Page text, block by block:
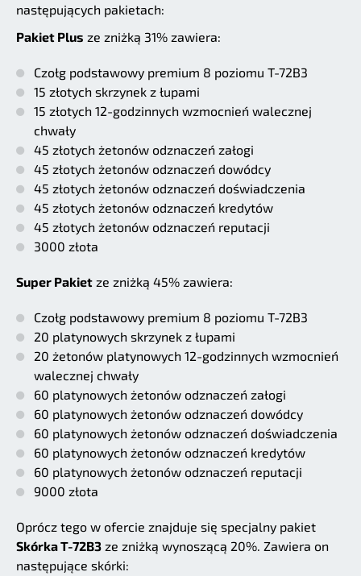
następujących pakietach:
Pakiet Plus ze zniżką 31% zawiera:
Czołg podstawowy premium 8 poziomu T-72B3
15 złotych skrzynek z łupami
15 złotych 12-godzinnych wzmocnień walecznej
chwały
45 złotych żetonów odznaczeń załogi
45 złotych żetonów odznaczeń dowódcy
45 złotych żetonów odznaczeń doświadczenia
45 złotych żetonów odznaczeń kredytów
45 złotych żetonów odznaczeń reputacji
3000 złota
Super Pakiet ze zniżką 45% zawiera:
Czołg podstawowy premium 8 poziomu T-72B3
20 platynowych skrzynek z łupami
20 żetonów platynowych 12-godzinnych wzmocnień
walecznej chwały
60 platynowych żetonów odznaczeń załogi
60 platynowych żetonów odznaczeń dowódcy
60 platynowych żetonów odznaczeń doświadczenia
60 platynowych żetonów odznaczeń kredytów
60 platynowych żetonów odznaczeń reputacji
9000 złota
Oprócz tego w ofercie znajduje się specjalny pakiet
Skórka T-72B3 ze zniżką wynoszącą 20%. Zawiera on
następujące skórki: